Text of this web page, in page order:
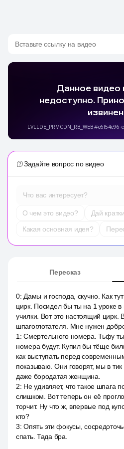
Вставьте ссылку на видео
Задайте вопрос по видео
Что вас интересует?
О чем это видео?
Дай
Какая основная идея?
Пересказ
0: Дамы и господа, скучно. Как
цирк. Посидел бы ты на 1 уроке в
училки. Вот это настоящий цирк.
шпагоглотателя. Мне нужен
1 :Смертельного номера. Тьфу
номера будут. Купил бы тёще
как выступать перед
показываю. Они говорят, мы в
даже бородатая женщина.
2: Не удивляет, что такое шпага
слишком. Вот теперь он её
торчит. Ну что ж, впервые под
кто?
3:Опять эти фокусы,
спать. Тада бра.